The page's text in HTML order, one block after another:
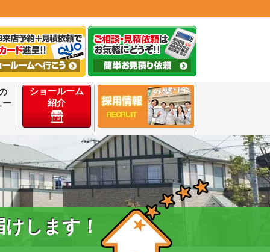
ー
ショールーム
紹介
します！